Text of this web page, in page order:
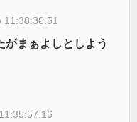
11:38:36.51
がまぁよしとしよう